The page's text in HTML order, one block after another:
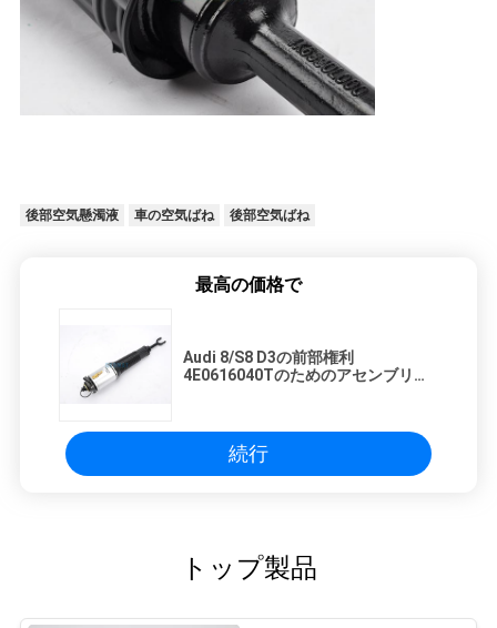
後部空気懸濁液 車の空気ばね 後部空気ばね
最高の価格で
Audi 8/S8 D3の前部権利
4E0616040Tのためのアセンブリ懸
続行
トップ製品